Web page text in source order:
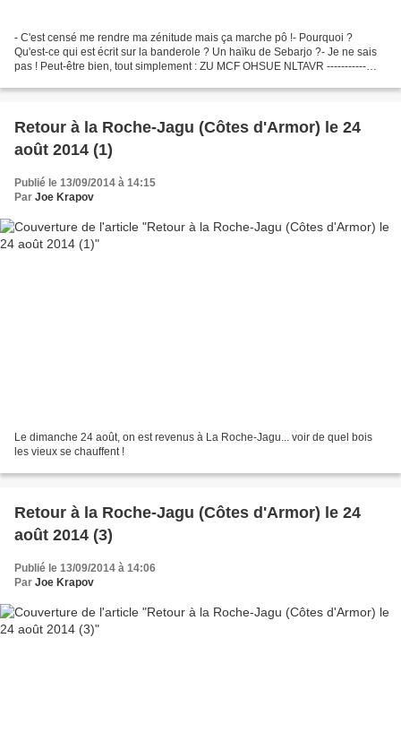
- C'est censé me rendre ma zénitude mais ça marche pô !- Pourquoi ?
Qu'est-ce qui est écrit sur la banderole ? Un haïku de Sebarjo ?- Je ne sais
pas ! Peut-être bien, tout simplement : ZU MCF OHSUE NLTAVR -----------
Retour à la Roche-Jagu (Côtes d'Armor) le 24
août 2014 (1)
Publié le 13/09/2014 à 14:15
Par Joe Krapov
Le dimanche 24 août, on est revenus à La Roche-Jagu... voir de quel bois
les vieux se chauffent !
Retour à la Roche-Jagu (Côtes d'Armor) le 24
août 2014 (3)
Publié le 13/09/2014 à 14:06
Par Joe Krapov